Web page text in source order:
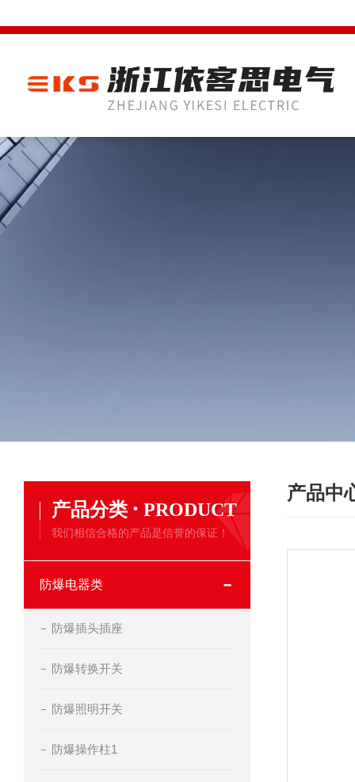
产品分类 · PRODUCT
我们相信合格的产品是信誉的保证！
防爆电器类
防爆插头插座
防爆转换开关
防爆照明开关
防爆操作柱1
产品中